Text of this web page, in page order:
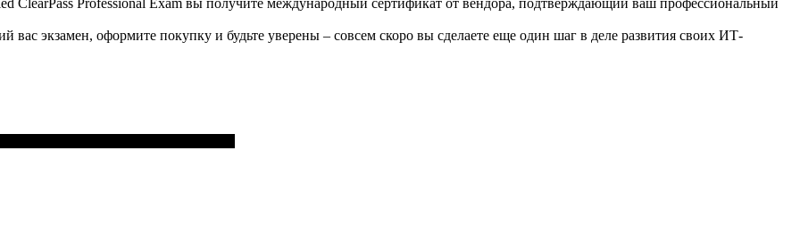
вас экзамен, оформите покупку и будьте уверены – совсем скоро вы сделаете еще один шаг в деле развития своих ИТ-